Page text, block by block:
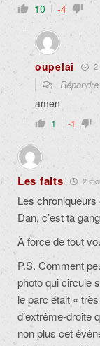
10 -4
oupelai 2
amen
1 -1
Les faits 2
Les
Dan, c’est ta
À force de tout
P.S. Comment
photo qui circule
le parc était «
d’extrême-droite
non plus cet